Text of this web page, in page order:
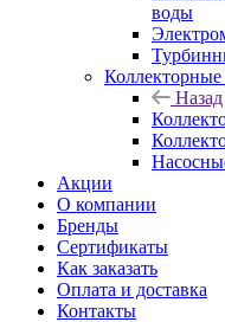
воды
Назад
Акции
О компании
Бренды
Сертификаты
Как заказать
Оплата и доставка
Контакты